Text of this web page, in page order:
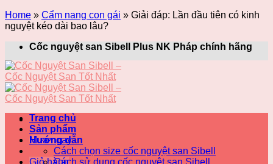
Home » Cẩm nang con gái » Giải đáp: Lần đầu tiên có kinh
nguyệt kéo dài bao lâu?
Skip
content
Cốc nguyệt san Sibell Plus NK Pháp chính hãng
Mua ngay
Giỏ hàng
Trang chủ
Sản phẩm
Hướng dẫn
Cách chọn size cốc nguyệt san Sibell
Cách sử dụng cốc nguyệt san Sibell